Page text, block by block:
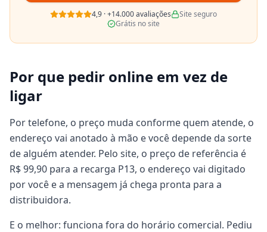
4,9 ·+14.000avaliações
Site seguro
Grátis no site
Por que pedir online em vez de
ligar
Por telefone, o preço muda conforme quem atende, o
endereço vai anotado à mão e você depende da sorte
de alguém atender. Pelo site, o preço de referência é
R$ 99,90 para a recarga P13, o endereço vai digitado
por você e a mensagem já chega pronta para a
distribuidora.
E o melhor: funciona fora do horário comercial. Pediu